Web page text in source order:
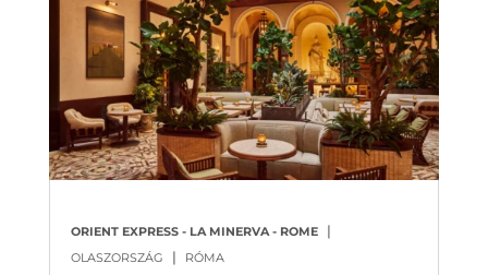
ORIENT EXPRESS - LA MINERVA - ROME |
OLASZORSZÁG | RÓMA